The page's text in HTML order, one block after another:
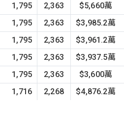
1,795
2,363 $5,660萬
1,795
2,363 $3,985.2萬
1,795
2,363 $3,961.2萬
1,795
2,363 $3,937.5萬
1,795
2,363 $3,600萬
1,716
2,268 $4,876.2萬